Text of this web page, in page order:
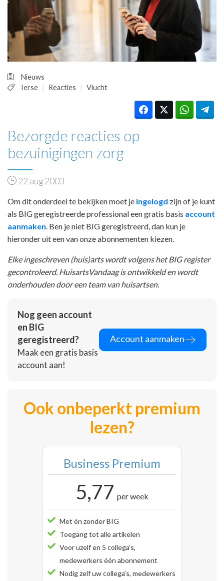
PRAKTIJKZAKEN
TARIEVEN
VPHUISARTSEN
MEDISCHE VAKHANDEL
REGISTRATIE
Nieuws
Ierse
Reacties Vlucht
Bezorgde reacties op
bezuinigingen zorg
22 aug 2003
Om dit onderdeel te bekijken moet je ingelogd zijn of je kunt
als BIG geregistreerde professional een gratis basis account
aanmaken . Ben je niet BIG geregistreerd, dan kun je
hieronder uit een van onze abonnementen kiezen.
Elke ingeschreven (huis)arts wordt volgens het BIG register
gecontroleerd. HuisartsVandaag is ontwikkeld en wordt
onderhouden door een team van huisartsen.
Nog geen account
en BIG
geregistreerd?
Maak een gratis basis
account aan!
Account aanmaken
Ook onbeperkt premium
lezen?
Business Premium
5,77 per week
Met én zonder BIG
Toegang tot alle artikelen
Voor uzelf en 5 collega’s,
medewerkers één abonnement
Nodig zelf uw collega’s, medewerkers